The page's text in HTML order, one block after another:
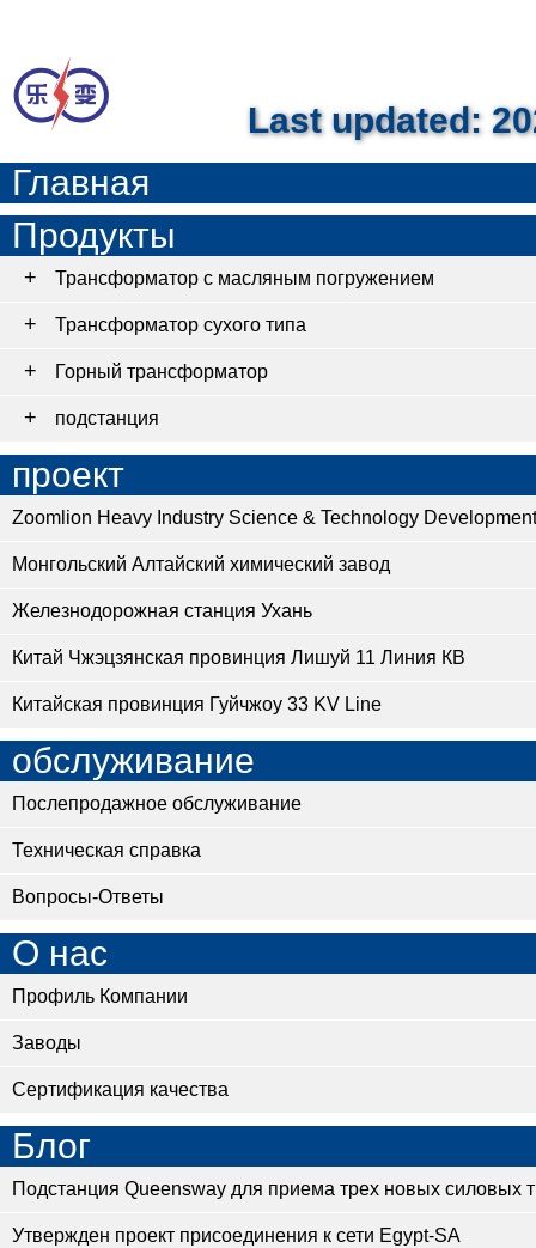
Last updated:
Главная
Продукты
Трансформатор с масляным погружением
Трансформатор сухого типа
Горный трансформатор
подстанция
проект
Zoomlion Heavy Industry Science & Technology
Монгольский Алтайский химический завод
Железнодорожная станция Ухань
Китай Чжэцзянская провинция Лишуй 11 Линия КВ
Китайская провинция Гуйчжоу 33 KV Line
обслуживание
Послепродажное обслуживание
Техническая справка
Вопросы-Ответы
О нас
Профиль Компании
Заводы
Сертификация качества
Блог
Подстанция Queensway для приема трех новых силовых
Утвержден проект присоединения к сети Egypt-SA